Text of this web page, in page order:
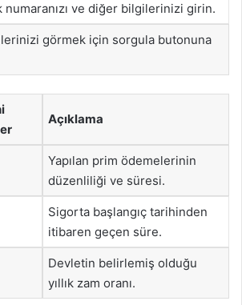
numaranızı ve diğer bilgilerinizi girin.
görmek için sorgula butonuna
Açıklama
Yapılan prim ödemelerinin
düzenliliği ve süresi.
Sigorta başlangıç tarihinden
itibaren geçen süre.
Devletin belirlemiş olduğu
yıllık zam oranı.